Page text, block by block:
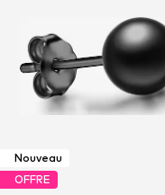
Nouveau
OFFRE